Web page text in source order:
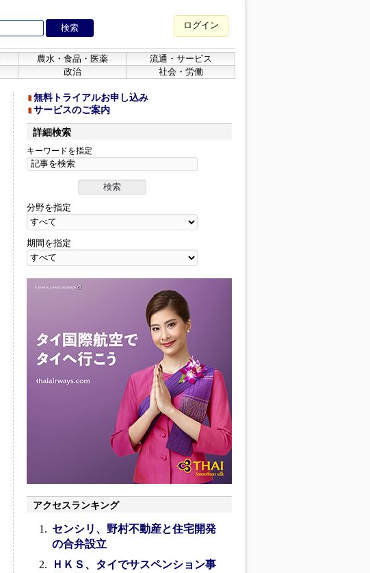
ログイン
農水・食品・医薬
流通・サービス
政治 社会・労働
無料トライアルお申し込み
サービスのご案内
詳細検索
キーワードを指定
分野を指定
期間を指定
アクセスランキング
センシリ、野村不動産と住宅開発
の合弁設立
ＨＫＳ、タイでサスペンション事